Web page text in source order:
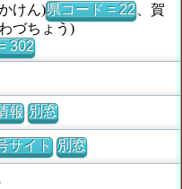
けん)県コード = 22、賀
づちょう)
302
報 別窓
サイト 別窓